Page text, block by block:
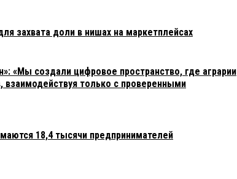
захвата доли в нишах на маркетплейсах
«Мы создали цифровое пространство, где аграрии
взаимодействуя только с проверенными
18,4 тысячи предпринимателей